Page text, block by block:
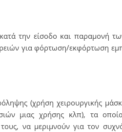
την είσοδο και παραμονή
για φόρτωση/εκφόρτωση
(χρήση χειρουργικής
μιας χρήσης κλπ), τα
να μεριμνούν για τον